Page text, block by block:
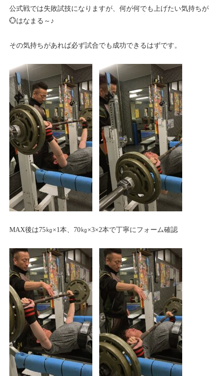
公式戦では失敗試技になりますが、何が何でも上げたい気持ちが
💮はなまる～♪
その気持ちがあれば必ず試合でも成功できるはずです。
MAX後は75㎏×1本、70㎏×3×2本で丁寧にフォーム確認